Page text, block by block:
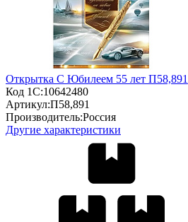
Открытка С Юбилеем 55 лет П58,891
Код 1С:10642480
Артикул:П58,891
Производитель:Россия
Другие характеристики